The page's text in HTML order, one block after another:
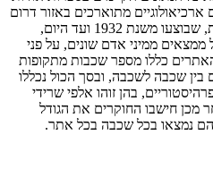
מתוארכים באזור דרום
הלבנט, מרביתם בישראל. החפירות, שבוצעו משנת 1932 ועד היום,
ממצאים ממיני אדם שונים, על פני
חלק מהאתרים כללו מספר שכבות מתקופות
שכבה לשכבה, ובסך הכול נכללו
מ-58 אתרים פרהיסטוריים, בהן זוהו אלפי שרידי
לאחר מכן חישבו החוקרים את הגודל
נמצאו בכל שכבה בכל אתר.